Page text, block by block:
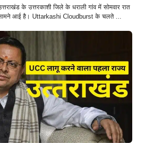
के उत्तरकाशी जिले के धराली गांव में सोमवार रात
आई है। Uttarkashi Cloudburst के चलते ...